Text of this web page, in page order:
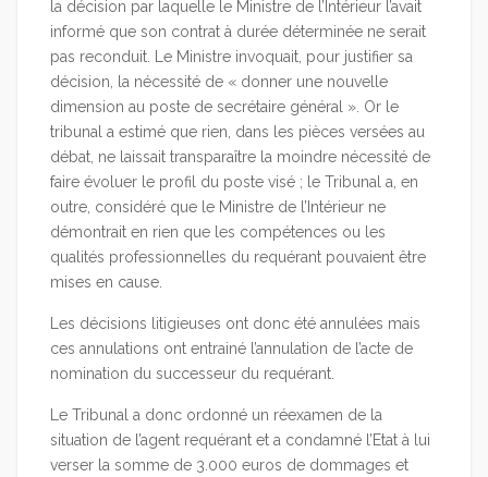
la décision par laquelle le Ministre de l’Intérieur l’avait
informé que son contrat à durée déterminée ne serait
pas reconduit. Le Ministre invoquait, pour justifier sa
décision, la nécessité de « donner une nouvelle
dimension au poste de secrétaire général ». Or le
tribunal a estimé que rien, dans les pièces versées au
débat, ne laissait transparaître la moindre nécessité de
faire évoluer le profil du poste visé ; le Tribunal a, en
outre, considéré que le Ministre de l’Intérieur ne
démontrait en rien que les compétences ou les
qualités professionnelles du requérant pouvaient être
mises en cause.
Les décisions litigieuses ont donc été annulées mais
ces annulations ont entrainé l’annulation de l’acte de
nomination du successeur du requérant.
Le Tribunal a donc ordonné un réexamen de la
situation de l’agent requérant et a condamné l’Etat à lui
verser la somme de 3.000 euros de dommages et